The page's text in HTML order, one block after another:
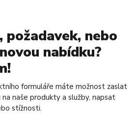
nebo
nabídku?
formuláře máte možnost zaslat
naše produkty a služby, napsat
stížnosti.